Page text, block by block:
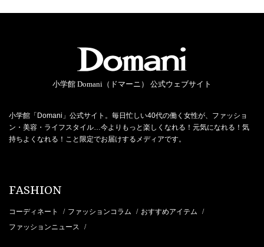
小学館 Domani（ドマーニ） 公式ウェブサイト
小学館「Domani」公式サイト。毎日忙しい40代の働く女性が、ファッショ
ン・美容・ライフスタイル…今よりもっと楽しくなれる！元気になれる！気
持ちよくなれる！こと限定でお届けするメディアです。
FASHION
コーディネート / ファッションコラム / おすすめアイテム /
ファッションニュース /